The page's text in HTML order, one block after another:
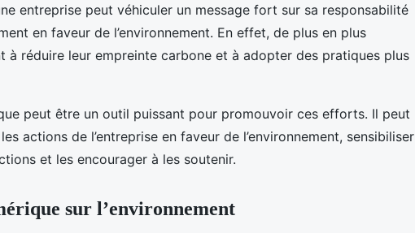
entreprise peut véhiculer un message fort sur sa responsabilité
en faveur de l’environnement. En effet, de plus en plus
à réduire leur empreinte carbone et à adopter des pratiques plus
peut être un outil puissant pour promouvoir ces efforts. Il peut
actions de l’entreprise en faveur de l’environnement, sensibiliser
et les encourager à les soutenir.
sur l’environnement